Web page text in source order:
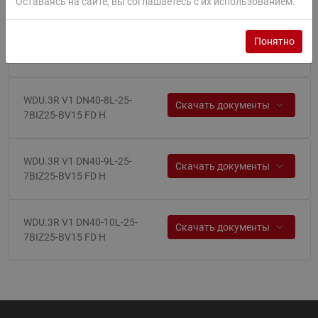
Скачать документы
WDU.3R V1 DN40-8L-25-
7BIZ25-BV15 FD H
Скачать документы
WDU.3R V1 DN40-9L-25-
7BIZ25-BV15 FD H
Скачать документы
WDU.3R V1 DN40-10L-25-
7BIZ25-BV15 FD H
Скачать документы
Понятно